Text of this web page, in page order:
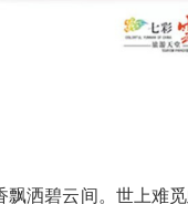
飘洒碧云间。世上难